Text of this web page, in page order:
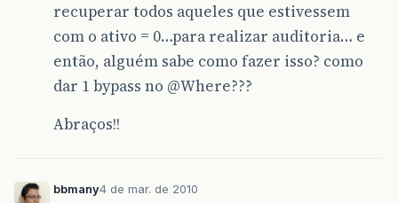
recuperar todos aqueles que estivessem
com o ativo = 0…para realizar auditoria… e
então, alguém sabe como fazer isso? como
dar 1 bypass no @Where???
Abraços!!
bbmany4 de mar. de 2010